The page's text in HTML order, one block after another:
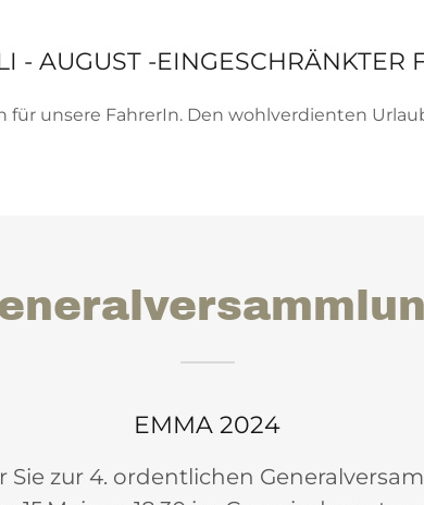
- AUGUST -EINGESCHRÄNKTER
für unsere FahrerIn. Den wohlverdienten
EMMA 2024
Sie zur 4. ordentlichen